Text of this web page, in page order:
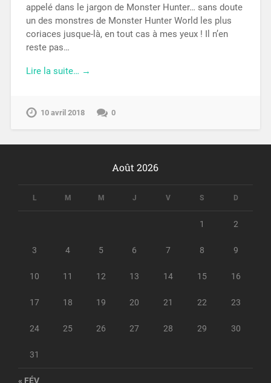
appelé dans le jargon de Monster Hunter… sans doute
un des monstres de Monster Hunter World les plus
coriaces jusque-là, en tout cas à mes yeux ! Il n’en
reste pas…
Lire la suite… →
10 avril 2018 0
Août 2026
L M M J V S D
1 2
3 4 5 6 7 8 9
10 11 12 13 14 15 16
17 18 19 20 21 22 23
24 25 26 27 28 29 30
31
« FÉV